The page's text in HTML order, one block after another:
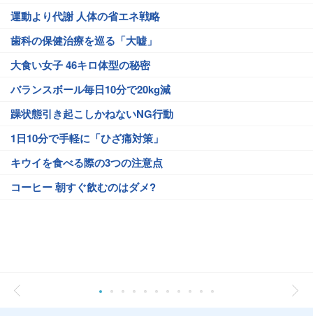
運動より代謝 人体の省エネ戦略
歯科の保健治療を巡る「大嘘」
大食い女子 46キロ体型の秘密
バランスボール毎日10分で20kg減
躁状態引き起こしかねないNG行動
1日10分で手軽に「ひざ痛対策」
キウイを食べる際の3つの注意点
コーヒー 朝すぐ飲むのはダメ?